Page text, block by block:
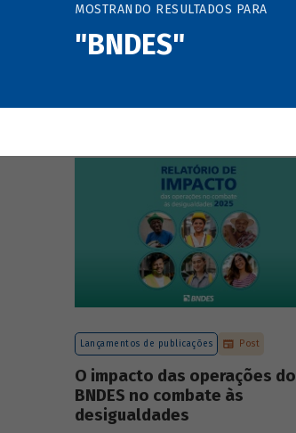
MOSTRANDO RESULTADOS PARA
"BNDES"
Lançamentos de publicações Post
O impacto das operações do
BNDES no combate às
desigualdades